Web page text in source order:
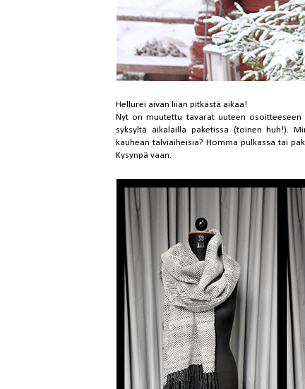
Hellurei aivan liian pitkästä aikaa!
Nyt on muutettu tavarat uuteen
syksyltä aikalailla paketissa (toinen huh!).
kauhean talviaiheisia? Homma pulkassa tai
Kysynpä vaan.